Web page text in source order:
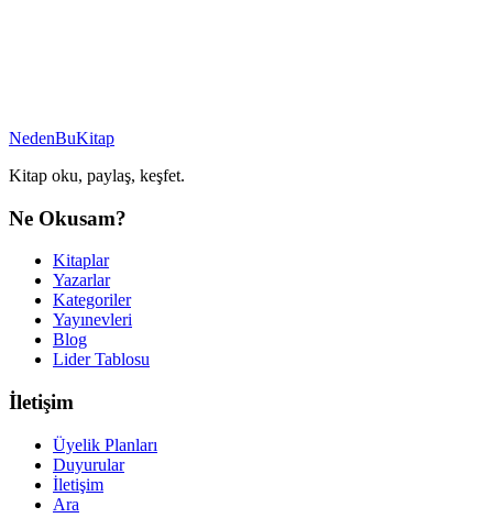
NedenBuKitap
Kitap oku, paylaş, keşfet.
Ne Okusam?
Kitaplar
Yazarlar
Kategoriler
Yayınevleri
Blog
Lider Tablosu
İletişim
Üyelik Planları
Duyurular
İletişim
Ara